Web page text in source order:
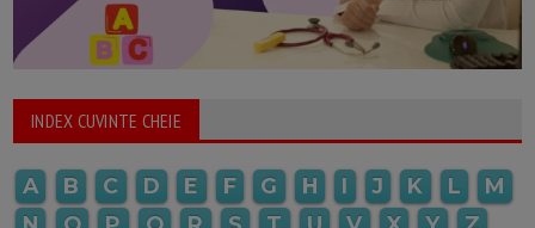
INDEX CUVINTE CHEIE
A B C D E F G H I J K L
M